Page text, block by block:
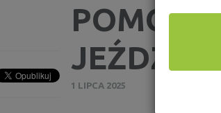
JEŹDZIĆ
1 LIPCA 2025